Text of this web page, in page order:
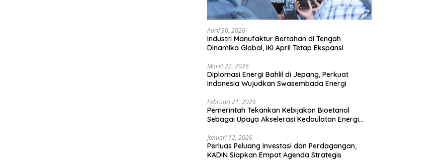
April 30, 2026
Industri Manufaktur Bertahan di Tengah
Dinamika Global, IKI April Tetap Ekspansi
Maret 22, 2026
Diplomasi Energi Bahlil di Jepang, Perkuat
Indonesia Wujudkan Swasembada Energi
Februari 21, 2026
Pemerintah Tekankan Kebijakan Bioetanol
Sebagai Upaya Akselerasi Kedaulatan Energi
Januari 12, 2026
Perluas Peluang Investasi dan Perdagangan,
KADIN Siapkan Empat Agenda Strategis